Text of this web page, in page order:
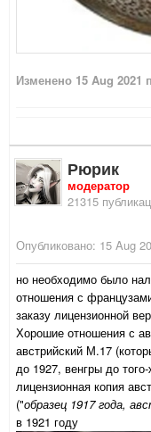
Изменено 15 Aug 2021
Рюрик
модератор
21315
Опубликовано: 15 Aug
но необходимо было
отношения с
заказу лицензионной
Хорошие отношения с
австрийский М.17
до 1927, венгры до
лицензионная копия
("образец 1917 года,
в 1921 году